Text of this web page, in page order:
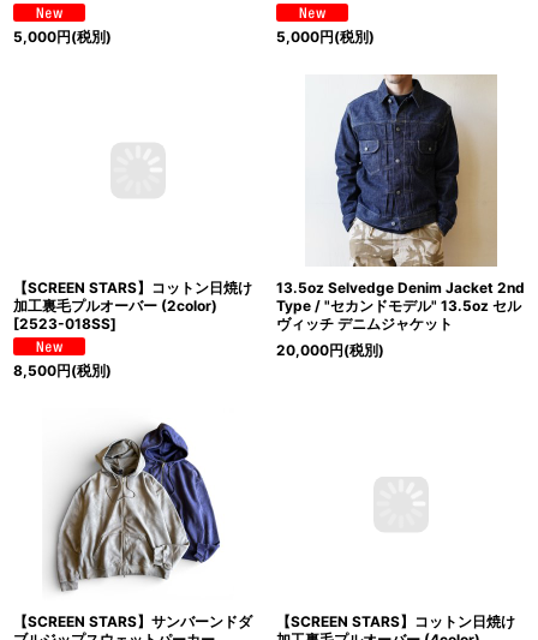
5,000円(税別) 5,000円(税別)
【SCREEN STARS】コットン日焼け
加工裏毛プルオーバー (2color)
[2523-018SS]
8,500円(税別)
13.5oz Selvedge Denim Jacket 2nd
Type / "セカンドモデル" 13.5oz セル
ヴィッチ デニムジャケット
20,000円(税別)
【SCREEN STARS】サンバーンドダ
【SCREEN STARS】コットン日焼け